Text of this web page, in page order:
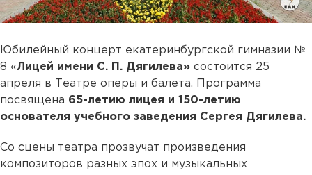
Юбилейный концерт екатеринбургской гимназии №
8 «Лицей имени С. П. Дягилева» состоится 25
апреля в Театре оперы и балета. Программа
посвящена 65-летию лицея и 150-летию
основателя учебного заведения Сергея Дягилева.
Со сцены театра прозвучат произведения
композиторов разных эпох и музыкальных